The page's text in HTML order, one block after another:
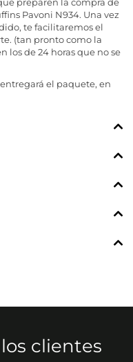
Pavoni N934. Una vez
te facilitaremos el
(tan pronto como la
los de 24 horas que no se
el paquete, en
clientes